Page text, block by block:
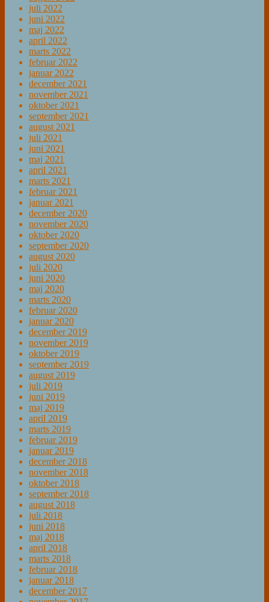
juli 2022
juni 2022
maj 2022
april 2022
marts 2022
februar 2022
januar 2022
december 2021
november 2021
oktober 2021
september 2021
august 2021
juli 2021
juni 2021
maj 2021
april 2021
marts 2021
februar 2021
januar 2021
december 2020
november 2020
oktober 2020
september 2020
august 2020
juli 2020
juni 2020
maj 2020
marts 2020
februar 2020
januar 2020
december 2019
november 2019
oktober 2019
september 2019
august 2019
juli 2019
juni 2019
maj 2019
april 2019
marts 2019
februar 2019
januar 2019
december 2018
november 2018
oktober 2018
september 2018
august 2018
juli 2018
juni 2018
maj 2018
april 2018
marts 2018
februar 2018
januar 2018
december 2017